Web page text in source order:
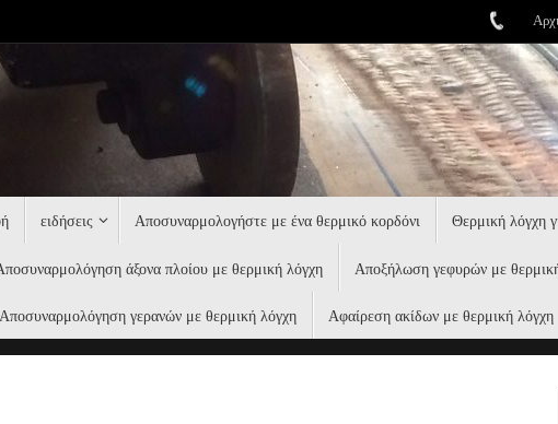
ειδήσεις Αποσυναρμολογήστε με ένα θερμικό κορδόνι Θερμική λόγχη
άξονα πλοίου με θερμική λόγχη Αποξήλωση γεφυρών με
Αποσυναρμολόγηση γερανών με θερμική λόγχη Αφαίρεση ακίδων με θερμική λόγχη